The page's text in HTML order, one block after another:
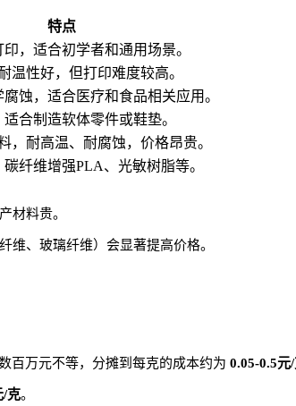
特点
，适合初学者和通用场景。
温性好，但打印难度较高。
蚀，适合医疗和食品相关应用。
合制造软体零件或鞋垫。
，耐高温、耐腐蚀，价格昂贵。
纤维增强PLA、光敏树脂等。
材料贵。
维、玻璃纤维）会显著提高价格。
百万元不等，分摊到每克的成本约为 0.05-0.5元
/克。